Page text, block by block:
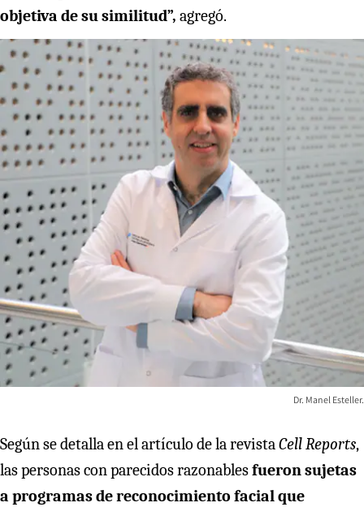
objetiva de su similitud”, agregó.
Dr. Manel Esteller.
Según se detalla en el artículo de la revistaCell Reports,
las personas con parecidos razonablesfueron sujetas
a programas de reconocimiento facial que